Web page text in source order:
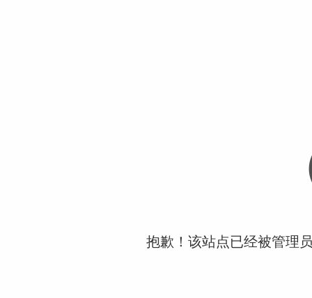
抱歉！该站点已经被管理